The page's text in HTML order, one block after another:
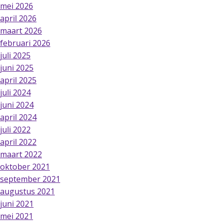
mei 2026
april 2026
maart 2026
februari 2026
juli 2025
juni 2025
april 2025
juli 2024
juni 2024
april 2024
juli 2022
april 2022
maart 2022
oktober 2021
september 2021
augustus 2021
juni 2021
mei 2021